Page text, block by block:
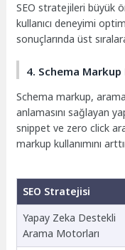
SEO stratejileri büyük
kullanıcı deneyimi
sonuçlarında üst
4. Schema Markup
Schema markup,
anlamasını sağlayan
snippet ve zero click
markup kullanımını
SEO Stratejisi
Yapay Zeka Destekli
Arama Motorları